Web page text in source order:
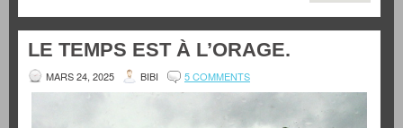
LE TEMPS EST À L’ORAGE.
MARS 24, 2025 BIBI 5 COMMENTS